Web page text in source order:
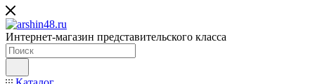
Интернет-магазин представительского класса